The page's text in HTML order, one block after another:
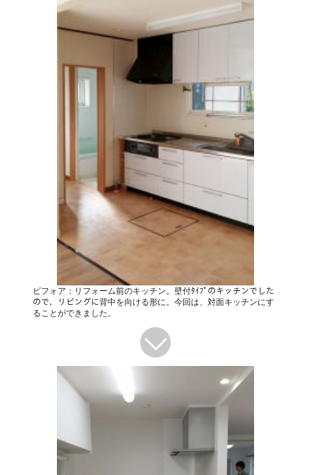
ビフォア：リフォーム前のキッチン。壁付ﾀｲﾌﾟのキッチンでした
ので、リビングに背中を向ける形に。今回は、対面キッチンにす
ることができました。